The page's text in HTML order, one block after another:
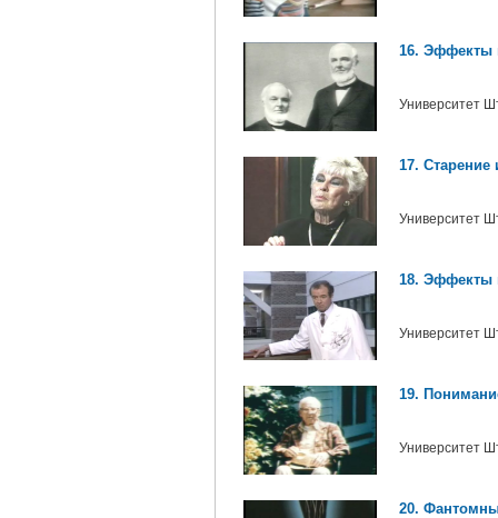
16. Эффекты
Университет
17. Старение
Университет
18. Эффекты
Университет
19.
Университет
20.